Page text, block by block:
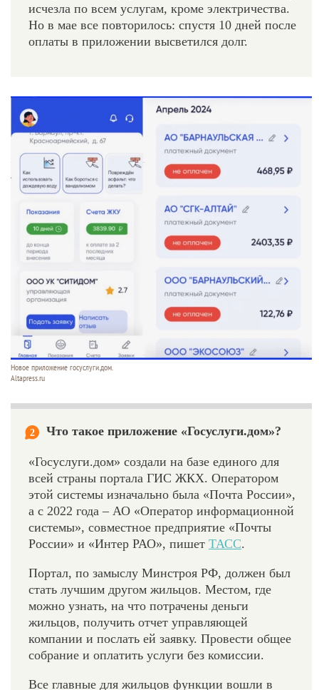
исчезла по всем услугам, кроме электричества.
Но в мае все повторилось: спустя 10 дней после
оплаты в приложении высветился долг.
Новое приложение госуслуги.дом.
Altapress.ru
2 Что такое приложение «Госуслуги.дом»?
«Госуслуги.дом» создали на базе единого для
всей страны портала ГИС ЖКХ. Оператором
этой системы изначально была «Почта России»,
а с 2022 года – АО «Оператор информационной
системы», совместное предприятие «Почты
России» и «Интер РАО», пишет ТАСС.
Портал, по замыслу Минстроя РФ, должен был
стать лучшим другом жильцов. Местом, где
можно узнать, на что потрачены деньги
жильцов, получить отчет управляющей
компании и послать ей заявку. Провести общее
собрание и оплатить услуги без комиссии.
Все главные для жильцов функции вошли в